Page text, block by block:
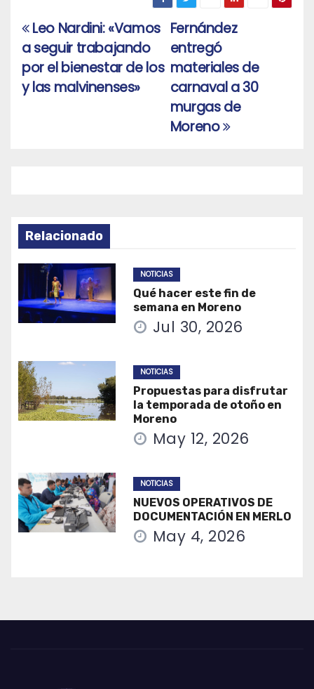
Navegación
de
entradas
Fernández
entregó
materiales de
carnaval a 30
murgas de
Moreno
Leo Nardini: «Vamos
a seguir trabajando
por el bienestar de los
y las malvinenses»
Relacionado
NOTICIAS
Qué hacer este fin de
semana en Moreno
Jul 30, 2026
NOTICIAS
Propuestas para disfrutar
la temporada de otoño en
Moreno
May 12, 2026
NOTICIAS
NUEVOS OPERATIVOS DE
DOCUMENTACIÓN EN MERLO
May 4, 2026